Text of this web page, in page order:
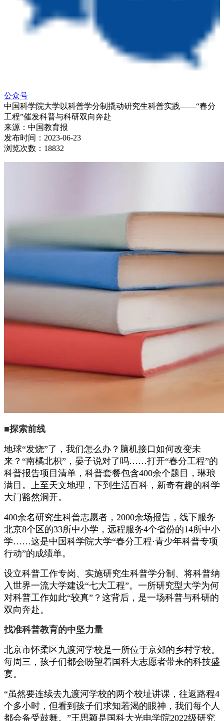
公众号
中国科学院大学以科普学分制撬动研究生科普实践——“春分
工程”催发科普与科研双向奔赴
来源： 中国教育报
发布时间： 2023-06-23
浏览次数： 18832
■探索前线
地球“发烧”了，我们怎么办？脑机接口如何改变未
来？“南橘北枳”，晏子说对了吗……打开“春分工程”的
科普报告项目清单，科普套餐包含400余个题目，琳琅
满目。上至天文地理，下到生活百科，新奇有趣的科学
大门豁然洞开。
400余名研究生科普志愿者，2000余场报告，线下服务
北京8个区的33所中小学，远程服务4个省份的14所中小
学……这是中国科学院大学“春分工程·青少年科普专项
行动”的成绩单。
设立科普工作专岗、实施研究生科普学分制、将科普纳
入世界一流大学建设“七大工程”。一所研究型大学为何
对科普工作如此“较真”？这背后，是一场科普与科研的
双向奔赴。
找准科普教育的中坚力量
北京市怀柔区九渡河学校是一所位于京郊的乡村学校。
每周三，孩子们都会盼望着国科大志愿者带来的科技盛
宴。
“虽然要连续去九渡河学校的两个校址讲课，往返路程4
个多小时，但看到孩子们求知若渴的眼神，我们每个人
都会备受鼓舞。”王思颖是国科大光电学院2022级研究